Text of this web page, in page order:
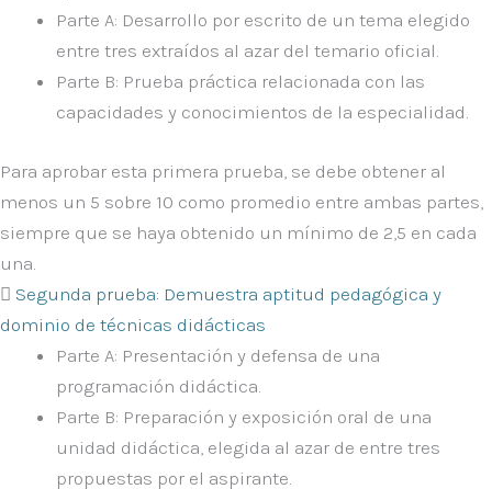
Parte A: Desarrollo por escrito de un tema elegido
entre tres extraídos al azar del temario oficial.
Parte B: Prueba práctica relacionada con las
capacidades y conocimientos de la especialidad.
Para aprobar esta primera prueba, se debe obtener al
menos un 5 sobre 10 como promedio entre ambas partes,
siempre que se haya obtenido un mínimo de 2,5 en cada
una.
Segunda prueba: Demuestra aptitud pedagógica y
dominio de técnicas didácticas
Parte A: Presentación y defensa de una
programación didáctica.
Parte B: Preparación y exposición oral de una
unidad didáctica, elegida al azar de entre tres
propuestas por el aspirante.